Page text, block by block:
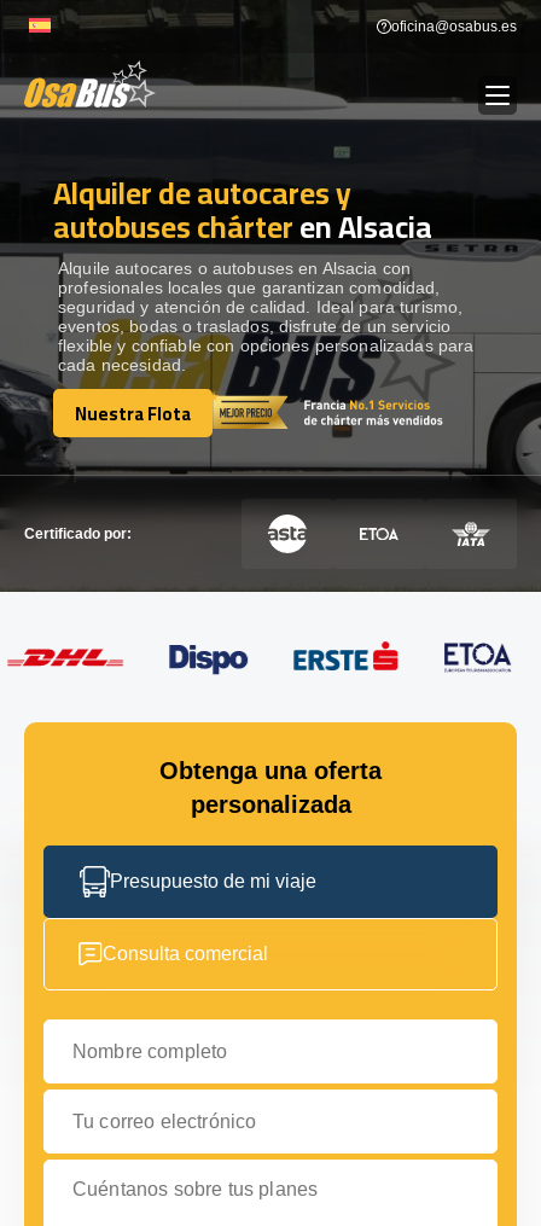
to
oficina@osabus.es
ALQUILER DE AUTOCARES
DESTINOS Show dropdown
RECORRIDAS Show dropdown
FLOTA
Alquiler de autocares y
autobuses chárteren Alsacia
Alquile autocares o autobuses en Alsacia con
profesionales locales que garantizan comodidad,
seguridad y atención de calidad. Ideal para turismo,
eventos, bodas o traslados, disfrute de un servicio
flexible y confiable con opciones personalizadas para
cada necesidad.
Nuestra Flota
Nuestra Flota
Certificado por:
Obtenga una oferta
personalizada
Presupuesto de mi viaje
Consulta comercial
Nombre completo
Tu correo electrónico
Cuéntanos sobre tus planes